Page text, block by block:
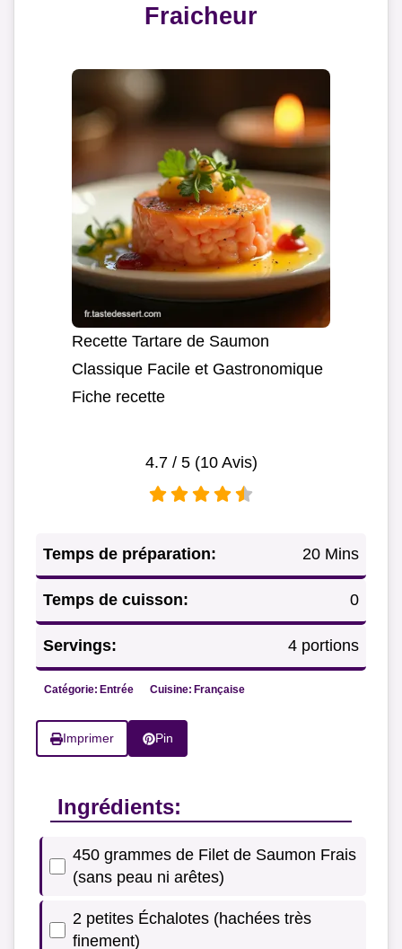
Fraicheur
Recette Tartare de Saumon
Classique Facile et Gastronomique
Fiche recette
4.7/ 5 (10Avis)
Temps de préparation: 20 Mins
Temps de cuisson: 0
Servings: 4 portions
Catégorie: Entrée Cuisine: Française
Imprimer Pin
Ingrédients:
450 grammes de Filet de Saumon Frais
(sans peau ni arêtes)
2 petites Échalotes (hachées très
finement)